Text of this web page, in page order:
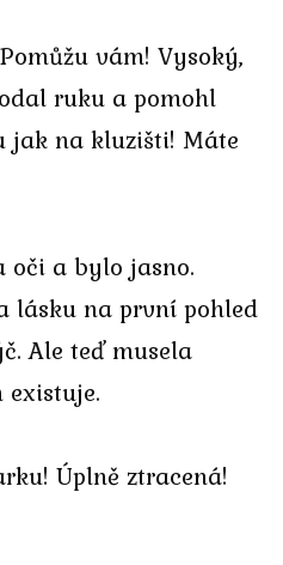
vám! Vysoký,
ruku a pomohl
jak na kluzišti! Máte
oči a bylo jasno.
lásku na první pohled
Ale teď musela
existuje.
Úplně ztracená!